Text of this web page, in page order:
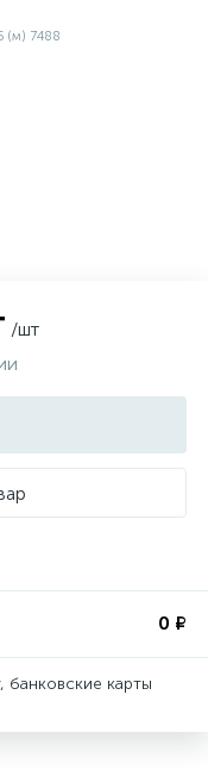
/шт
0 ₽
банковские карты